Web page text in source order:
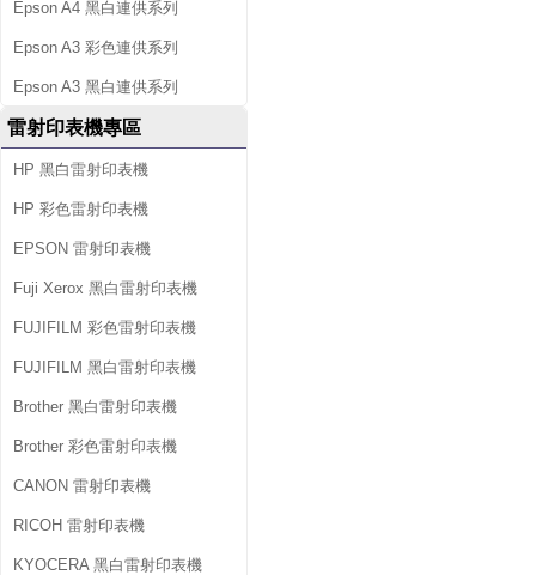
Epson A4 黑白連供系列
Epson A3 彩色連供系列
Epson A3 黑白連供系列
雷射印表機專區
HP 黑白雷射印表機
HP 彩色雷射印表機
EPSON 雷射印表機
Fuji Xerox 黑白雷射印表機
FUJIFILM 彩色雷射印表機
FUJIFILM 黑白雷射印表機
Brother 黑白雷射印表機
Brother 彩色雷射印表機
CANON 雷射印表機
RICOH 雷射印表機
KYOCERA 黑白雷射印表機